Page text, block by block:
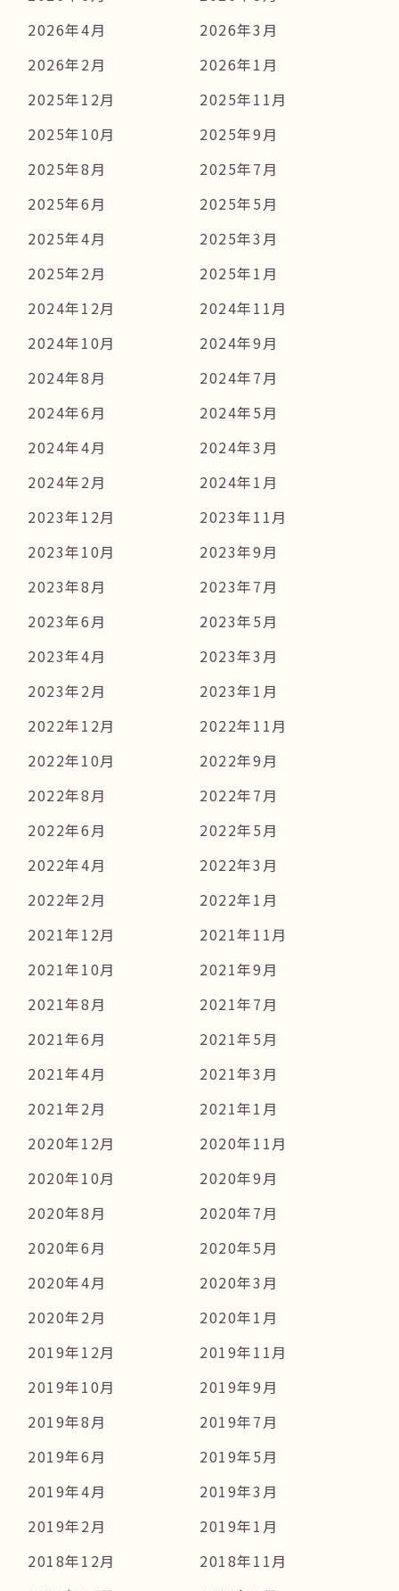
2026年4月
2026年3月
2026年2月
2026年1月
2025年12月
2025年11月
2025年10月
2025年9月
2025年8月
2025年7月
2025年6月
2025年5月
2025年4月
2025年3月
2025年2月
2025年1月
2024年12月
2024年11月
2024年10月
2024年9月
2024年8月
2024年7月
2024年6月
2024年5月
2024年4月
2024年3月
2024年2月
2024年1月
2023年12月
2023年11月
2023年10月
2023年9月
2023年8月
2023年7月
2023年6月
2023年5月
2023年4月
2023年3月
2023年2月
2023年1月
2022年12月
2022年11月
2022年10月
2022年9月
2022年8月
2022年7月
2022年6月
2022年5月
2022年4月
2022年3月
2022年2月
2022年1月
2021年12月
2021年11月
2021年10月
2021年9月
2021年8月
2021年7月
2021年6月
2021年5月
2021年4月
2021年3月
2021年2月
2021年1月
2020年12月
2020年11月
2020年10月
2020年9月
2020年8月
2020年7月
2020年6月
2020年5月
2020年4月
2020年3月
2020年2月
2020年1月
2019年12月
2019年11月
2019年10月
2019年9月
2019年8月
2019年7月
2019年6月
2019年5月
2019年4月
2019年3月
2019年2月
2019年1月
2018年12月
2018年11月